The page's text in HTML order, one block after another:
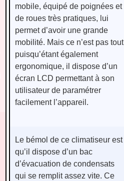
mobile, équipé de poignées et
de roues très pratiques, lui
permet d’avoir une grande
mobilité. Mais ce n’est pas tout
puisqu’étant également
ergonomique, il dispose d’un
écran LCD permettant à son
utilisateur de paramétrer
facilement l’appareil.
Le bémol de ce climatiseur est
qu’il dispose d’un bac
d’évacuation de condensats
qui se remplit assez vite. Ce